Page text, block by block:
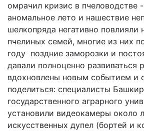
омрачил кризис в пчеловодстве
аномальное лето и нашествие
шелкопряда негативно повлияли
пчелиных семей, многие из них
году поздние заморозки и
давали полноценно развиваться
вдохновлены новым событием и
поделиться: специалисты
государственного аграрного
установили видеокамеры около
искусственных дупел (бортей и